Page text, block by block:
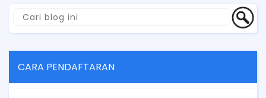
CARA PENDAFTARAN